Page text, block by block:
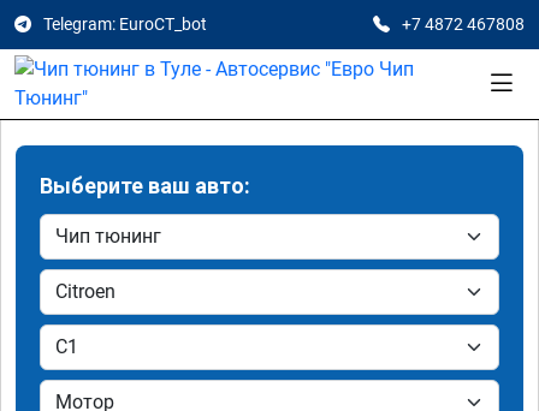
Telegram: EuroCT_bot +7 4872 467808
Выберите ваш авто: